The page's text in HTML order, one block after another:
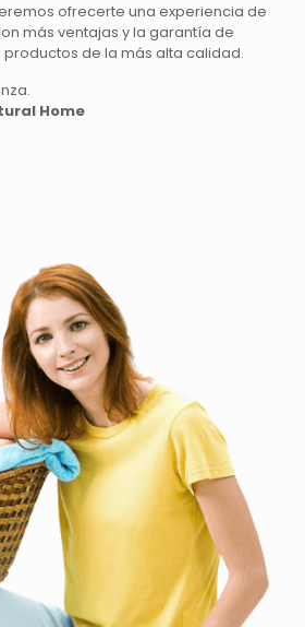
ofrecerte una experiencia de
más ventajas y la garantía de
de la más alta calidad.
Home